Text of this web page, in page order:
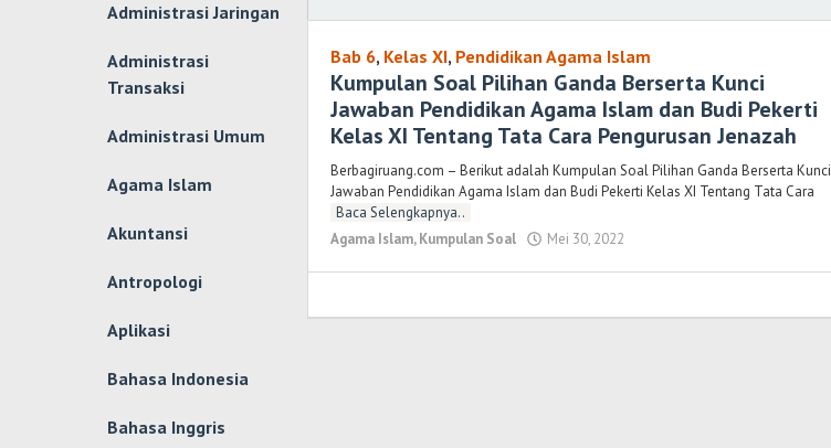
Administrasi Jaringan
Administrasi
Transaksi
Administrasi Umum
Agama Islam
Akuntansi
Antropologi
Aplikasi
Bahasa Indonesia
Bahasa Inggris
Bab 6, Kelas XI, Pendidikan Agama Islam
Kumpulan Soal Pilihan Ganda Berserta Kunci
Jawaban Pendidikan Agama Islam dan Budi Pekerti
Kelas XI Tentang Tata Cara Pengurusan Jenazah
Berbagiruang.com – Berikut adalah Kumpulan Soal Pilihan Ganda Berserta Kunci
Jawaban Pendidikan Agama Islam dan Budi Pekerti Kelas XI Tentang Tata Cara
Baca Selengkapnya..
Agama Islam,Kumpulan Soal Mei 30, 2022